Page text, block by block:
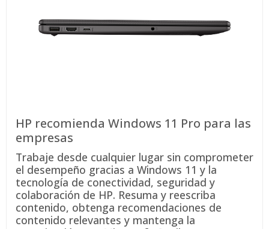
HP recomienda Windows 11 Pro para las
empresas
Trabaje desde cualquier lugar sin comprometer
el desempeño gracias a Windows 11 y la
tecnología de conectividad, seguridad y
colaboración de HP. Resuma y reescriba
contenido, obtenga recomendaciones de
contenido relevantes y mantenga la